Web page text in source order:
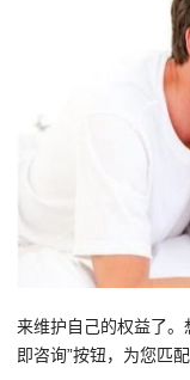
来维护自己的权益了。
即咨询”按钮，为您匹